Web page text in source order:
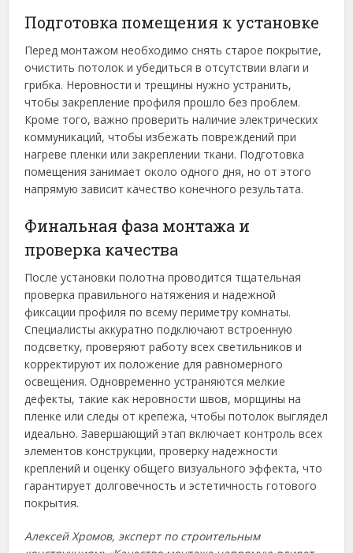
Подготовка помещения к установке
Перед монтажом необходимо снять старое покрытие,
очистить потолок и убедиться в отсутствии влаги и
грибка. Неровности и трещины нужно устранить,
чтобы закрепление профиля прошло без проблем.
Кроме того, важно проверить наличие электрических
коммуникаций, чтобы избежать повреждений при
нагреве пленки или закреплении ткани. Подготовка
помещения занимает около одного дня, но от этого
напрямую зависит качество конечного результата.
Финальная фаза монтажа и
проверка качества
После установки полотна проводится тщательная
проверка правильного натяжения и надежной
фиксации профиля по всему периметру комнаты.
Специалисты аккуратно подключают встроенную
подсветку, проверяют работу всех светильников и
корректируют их положение для равномерного
освещения. Одновременно устраняются мелкие
дефекты, такие как неровности швов, морщины на
пленке или следы от крепежа, чтобы потолок выглядел
идеально. Завершающий этап включает контроль всех
элементов конструкции, проверку надежности
креплений и оценку общего визуального эффекта, что
гарантирует долговечность и эстетичность готового
покрытия.
Алексей Хромов, эксперт по строительным